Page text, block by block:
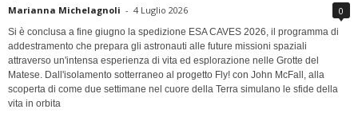
Marianna Michelagnoli - 4 Luglio 2026 0
Si è conclusa a fine giugno la spedizione ESA CAVES 2026, il programma di
addestramento che prepara gli astronauti alle future missioni spaziali
attraverso un'intensa esperienza di vita ed esplorazione nelle Grotte del
Matese. Dall'isolamento sotterraneo al progetto Fly! con John McFall, alla
scoperta di come due settimane nel cuore della Terra simulano le sfide della
vita in orbita